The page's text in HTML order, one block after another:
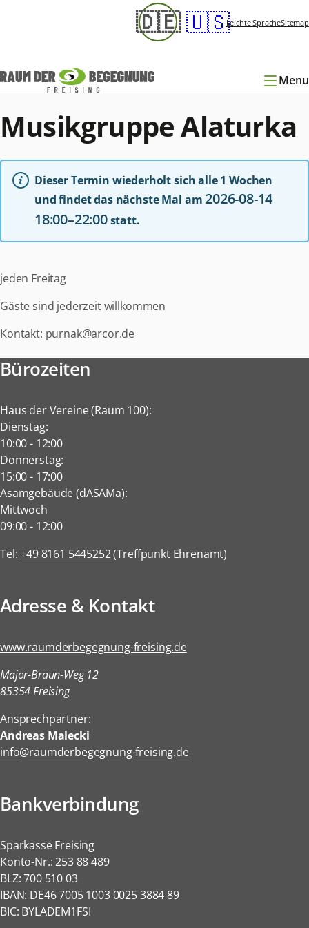
🇩🇪 🇺🇸Navigation
überspringen
Leichte SpracheSitemap
Menu
Musikgruppe Alaturka
Dieser Termin wiederholt sich alle 1 Wochen
und findet das nächste Mal am 2026-08-14
18:00–22:00statt.
jeden Freitag
Gäste sind jederzeit willkommen
Kontakt: purnak@arcor.de
Bürozeiten
Haus der Vereine (Raum 100):
Dienstag:
10:00- 12:00
Donnerstag:
15:00- 17:00
Asamgebäude (dASAMa):
Mittwoch
09:00- 12:00
Tel:+49 8161 5445252(Treffpunkt Ehrenamt)
Adresse & Kontakt
www.raumderbegegnung-freising.de
Major-Braun-Weg 12
85354 Freising
Ansprechpartner:
Andreas Malecki
info@raumderbegegnung-freising.de
Bankverbindung
Sparkasse Freising
Konto-Nr.: 253 88 489
BLZ: 700 510 03
IBAN: DE46 7005 1003 0025 3884 89
BIC: BYLADEM1FSI